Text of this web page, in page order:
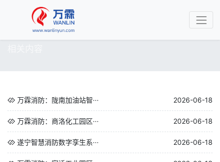
万霖消防：陇南加油站智··· 2026-06-18
万霖消防：商洛化工园区··· 2026-06-18
遂宁智慧消防数字孪生系··· 2026-06-18